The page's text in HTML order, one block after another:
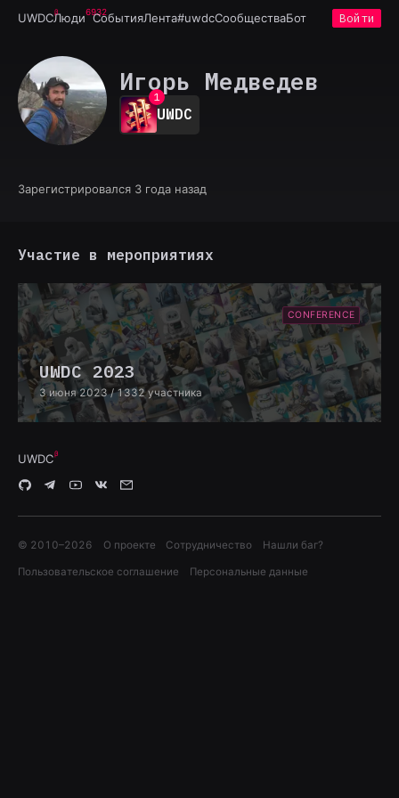
UWDCЛюди6932
СобытияЛента#uwdcСообществаБот Войти
Игорь Медведев
0
1
2
3
6
UWDC
Зарегистрировался 3 года назад
Участие в мероприятиях
CONFERENCE
UWDC 2023
3 июня 2023 / 1332 участника
UWDC
© 2010–2026 О проекте Сотрудничество Нашли баг?
Пользовательское соглашение Персональные данные